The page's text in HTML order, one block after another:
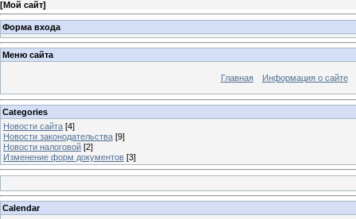
[Мой сайт]
Форма входа
Меню сайта
Главная Информация о сайте
Categories
Новости сайта [4]
Новости законодательства [9]
Новости налоговой [2]
Изменение форм документов [3]
Calendar